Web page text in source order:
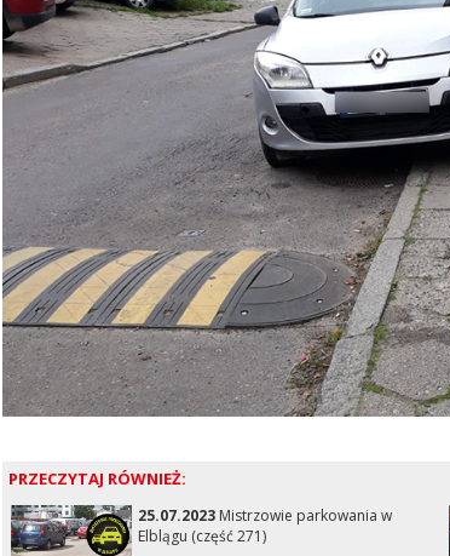
PRZECZYTAJ RÓWNIEŻ:
25.07.2023Mistrzowie parkowania w
Elblągu (część 271)